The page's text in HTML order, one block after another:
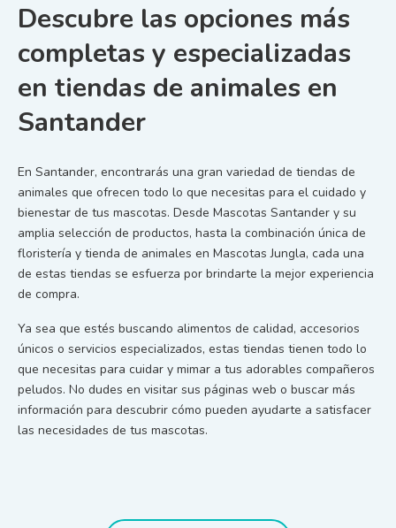
Descubre las opciones más
completas y especializadas
en tiendas de animales en
Santander
En Santander, encontrarás una gran variedad de tiendas de
animales que ofrecen todo lo que necesitas para el cuidado y
bienestar de tus mascotas. Desde Mascotas Santander y su
amplia selección de productos, hasta la combinación única de
floristería y tienda de animales en Mascotas Jungla, cada una
de estas tiendas se esfuerza por brindarte la mejor experiencia
de compra.
Ya sea que estés buscando alimentos de calidad, accesorios
únicos o servicios especializados, estas tiendas tienen todo lo
que necesitas para cuidar y mimar a tus adorables compañeros
peludos. No dudes en visitar sus páginas web o buscar más
información para descubrir cómo pueden ayudarte a satisfacer
las necesidades de tus mascotas.